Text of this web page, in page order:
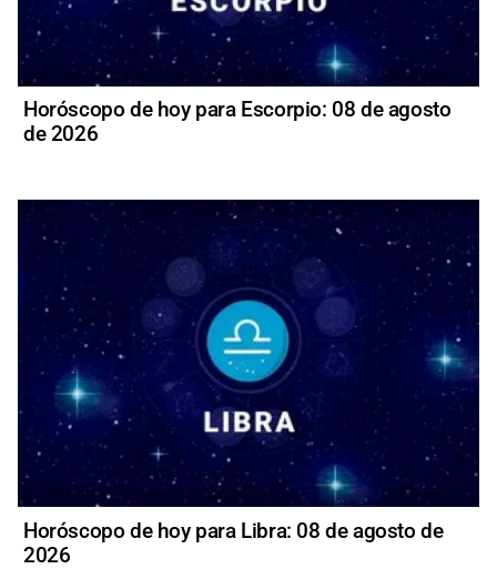
Horóscopo de hoy para Escorpio: 08 de agosto
de 2026
Horóscopo de hoy para Libra: 08 de agosto de
2026